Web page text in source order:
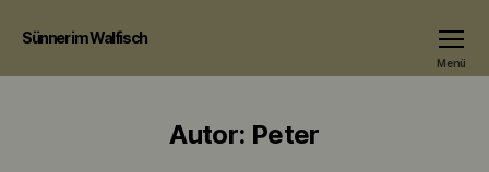
Sünner im Walfisch
Menü
Autor: Peter